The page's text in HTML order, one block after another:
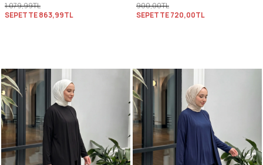
1.079,99TL
SEPETTE863,99TL
900,00TL
SEPETTE720,00TL